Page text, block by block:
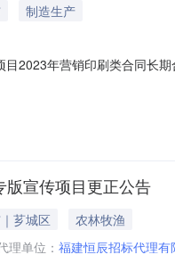
制造生产
2023年营销印刷类合同长
期合作招（议）标1.2、建
期合作招（议）标预计2023
宣传项目更正公告
芗城区
农林牧渔
理单位： 福建恒辰招标代理有